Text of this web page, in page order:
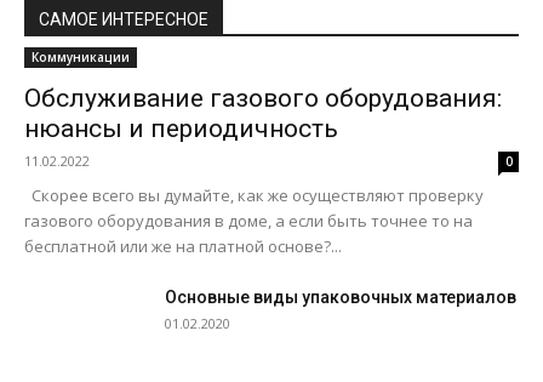
САМОЕ ИНТЕРЕСНОЕ
Коммуникации
Обслуживание газового оборудования:
нюансы и периодичность
11.02.2022 0
Скорее всего вы думайте, как же осуществляют проверку
газового оборудования в доме, а если быть точнее то на
бесплатной или же на платной основе?...
Основные виды упаковочных материалов
01.02.2020